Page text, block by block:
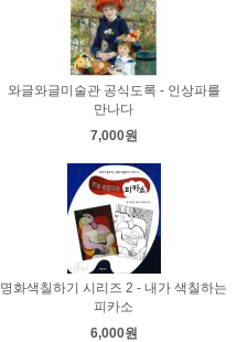
와글와글미술관 공식도록 - 인상파를
만나다
7,000원
명화색칠하기 시리즈 2 - 내가 색칠하는
피카소
6,000원